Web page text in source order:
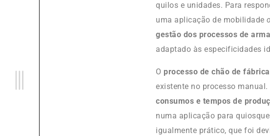
quilos e unidades. Para
uma aplicação de mobilidade
gestão dos processos de
adaptado às especificidades
O processo de chão de
existente no processo
consumos e tempos de
numa aplicação para
igualmente prático, que foi